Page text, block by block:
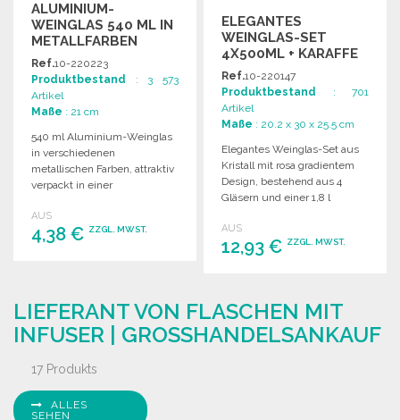
ALUMINIUM-
WEINGLAS 540 ML IN
METALLFARBEN
Ref.10-220223
Produktbestand : 3 573
Artikel
Maße : 21 cm
540 ml Aluminium-Weinglas
in verschiedenen
metallischen Farben, attraktiv
verpackt in einer
Kraftpapierbox. Ideal für
Großhandelsangebote.
AUS
4,38 € ZZGL. MWST.
ELEGANTES
WEINGLAS-SET
4X500ML + KARAFFE
1,8L ZU
GROSSHANDELSPREISEN
Ref.10-220147
Produktbestand : 701
Artikel
Maße : 20.2 x 30 x 25.5 cm
Elegantes Weinglas-Set aus
Kristall mit rosa gradientem
Design, bestehend aus 4
Gläsern und einer 1,8 l
AUS
12,93 € ZZGL. MWST.
Angebot anfordern
LIEFERANT VON FLASCHEN MIT
INFUSER | GROSSHANDELSANKAUF
17 Produkts
ALLES
SEHEN